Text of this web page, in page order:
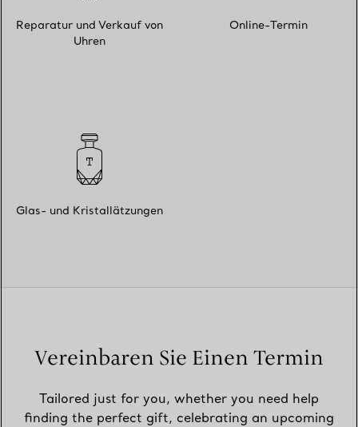
Reparatur und Verkauf von
Uhren
Online-Termin
Glas- und Kristallätzungen
Vereinbaren Sie Einen Termin
Tailored just for you, whether you need help
finding the perfect gift, celebrating an upcoming